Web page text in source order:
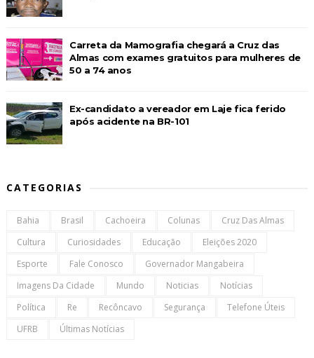
Carreta da Mamografia chegará a Cruz das
Almas com exames gratuitos para mulheres de
50 a 74 anos
Ex-candidato a vereador em Laje fica ferido
após acidente na BR-101
CATEGORIAS
Bahia Brasil Cachoeira Colunas
Cruz Das Almas
Cultura
Curiosidades Educação
Eleições 2020
Esporte
Fale Conosco
Governador Mangabeira
Imagens Da Cidade
Mundo Noticias
Notícias
Política
Re Recôncavo Segurança
Telefone Úteis
UFRB
Últimas Notícias